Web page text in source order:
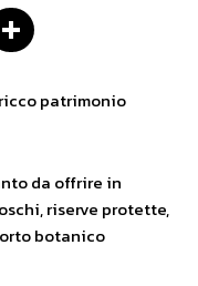
patrimonio
da offrire in
riserve protette,
botanico